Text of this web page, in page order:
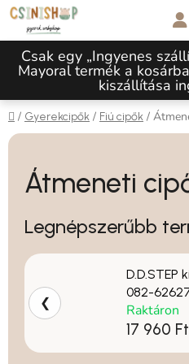
Ugrás a fő tartalomhoz
Csak egy „Ingyenes
Mayoral termék a
kiszállítása
Kezdőlap
/ Gyerekcipők / Fiú cipők /
Átmeneti
Legnépszerűbb
082-
Raktáron
17 960 Ft
❮